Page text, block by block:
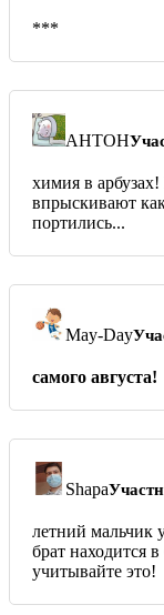
***
AHTOH
химия в
впрыскивают
портились...
May-Day
самого августа!
Shapa
летний мальчик
брат находится
учитывайте это!